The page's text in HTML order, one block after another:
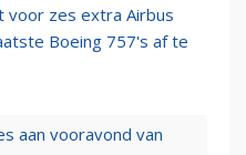
voor zes extra Airbus
Boeing 757's af te
aan vooravond van